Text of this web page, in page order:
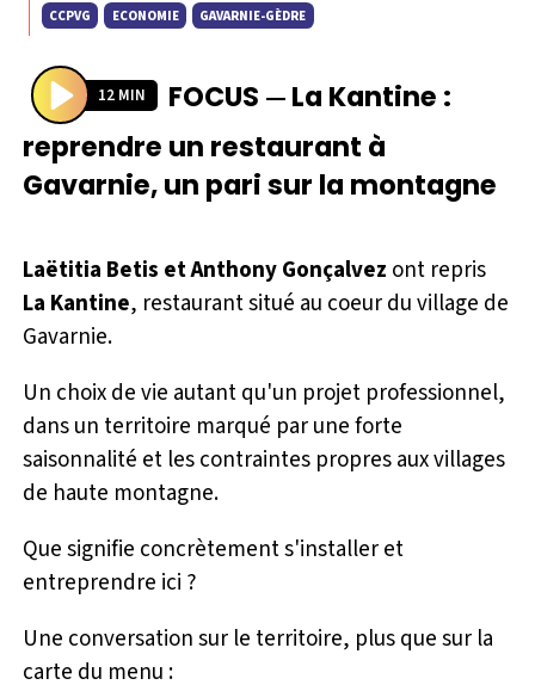
CCPVG ECONOMIE GAVARNIE-GÈDRE
P
l
a
12 MIN FOCUS —La Kantine :
reprendre un restaurant à
Gavarnie, un pari sur la montagne
Laëtitia Betis et Anthony Gonçalvez ont repris
La Kantine, restaurant situé au coeur du village de
Gavarnie.
Un choix de vie autant qu'un projet professionnel,
dans un territoire marqué par une forte
saisonnalité et les contraintes propres aux villages
de haute montagne.
Que signifie concrètement s'installer et
entreprendre ici ?
Une conversation sur le territoire, plus que sur la
carte du menu :